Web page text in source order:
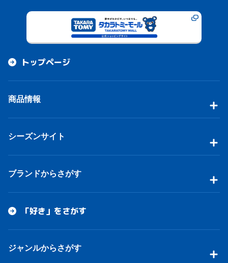
トップページ
商品情報
シーズンサイト
ブランドからさがす
「好き」をさがす
ジャンルからさがす